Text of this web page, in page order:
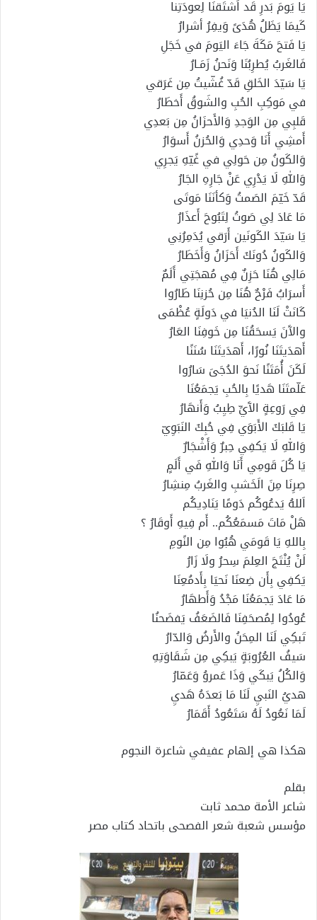
يَا يَومَ بَدرِ قَد اَشتَقنَا لِعودَتِنا
كَيمَا يَظَلُ هُدَىً وَيفِرُ أشرارُ
يَا فَتحَ مَكَةَ جَاءَ اليَومَ في خَجَلِ
فَالغَربُ يُطرِبُنَا وَنَحنُ زَمَـارُ
يَا سَيّدَ الخَلقِ قَدّ غُشّيتُ مِن غَرَقي
في مَوكِبِ الحُبِ والشَوقُ أَخطَارُ
قَلبِي مِن الوَجدِ وَالأَحزَانُ مِن بَعدِي
أَمشِي أَنَا وَحدِي وَالحُزنُ أَسوَارُ
وَالكَونُ مِن حَولِي في غًيّهِ يَجرِي
وَاللهِ لَا يَدْرِي عَنْ جَارِهِ الجَارُ
قَدّ خَيّمَ الصَمتُ وَكأنَنَا مَوتَى
مَا عَادَ لِي صَوتُ لِتَبُوحَ أَعذَارُ
يَا سَيّدَ الكَونَين أَرَقي يُدَمِرُنِي
وَالكَونُ دُونَكَ أَحَزَانُ وَأَخَطَارُ
مَالِي هُنَا حَزِنٌ فِي مُهجَتِي أَلَمٌ
أَسرَابُ فَرْحٌ هُنَا مِن حُزنِنَا طَارُوا
كَانَتْ لَنَا الدُنيَا في دَولَةٍ عُظْمَى
والآَنَ يَسحَقُنَا مِن خَوفِنَا العَارُ
أَهدَيتَنَا نُورًا، أَهدَيتَنَا سُنَنًا
لَكَنَ أُمَتَنًا نَحوَ الدُجَىَ سَارُوا
عَلّمتَنَا هَديًا بِالحُبِ يَجمَعُنَا
فِي رَوعِةٍ الآَيِّ طِيِبُ وَأَنهَارُ
يَا قَلبَكَ الأَبَوَي فِي حُبِكَ النَبَوِيّ
وَاللهِ لَا يَكفِي حِبرٌ وَأَشْجَارٌ
يَا كُلَ قَومِي أَنَا وَاللهِ فَي أَلَمٍ
صِرِنَا مِنَ الَخَشبِ والغَربُ مِنشِارُ
اَللهُ يَدعُوكُم دَومًا يَنَادِيكُم
هَلْ مَاتَ مَسمَعُكُم.. أَم فِيهِ أَوقَارُ ؟
بِاللهِ يَا قَومَي هُبُوا مِن النًومِ
لَنْ يُنْتَجَ العِلمَ سِحرُ ولَا زَارُ
يَكفِي بِأَن ضِعنَا نَحيَا بِأَدمُعِنَا
مَا عَادَ يَجمَعُنَا مَجْدُ وَأَطهَارُ
عُودُوا لِمُصحَفِنَا فَالضَعَفُ يَفضَحنُا
تَبكِي لَنَا المِحَنُ والأَرضُ وَالدّارُ
سَيفُ العُرُوبَةٍ يَبكِي مِن شَقَاوَتِهِ
وَالكُلُ يَبكَي وَذَا عَمروُ وَعَمّارُ
هديُ النَبيِ لَنَا مَا بَعدَهُ هَديِ
لَمَا نَعُودُ لَهُ سَتَعُودُ أَقَمَارُ
هكذا هي إلهام عفيفي شاعرة النجوم
بقلم
شاعر الأمة محمد ثابت
مؤسس شعبة شعر الفصحى باتحاد كتاب مصر